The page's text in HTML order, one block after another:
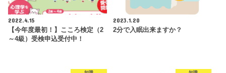
2022.4.15
【今年度最初！】こころ検定（2
～4級）受検申込受付中！
2023.1.20
2分で入眠出来ますか？